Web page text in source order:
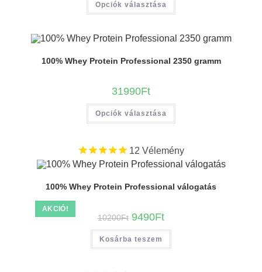
Opciók választása
100% Whey Protein Professional 2350 gramm
31990Ft
Opciók választása
12 Vélemény
AKCIÓ!
100% Whey Protein Professional válogatás
10200Ft 9490Ft
Kosárba teszem